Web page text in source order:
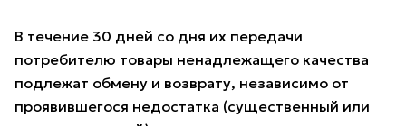
В течение 30 дней со дня их передачи
потребителю товары ненадлежащего качества
подлежат обмену и возврату, независимо от
проявившегося недостатка (существенный или